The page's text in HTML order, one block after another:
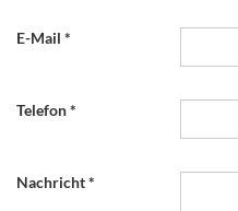
E-Mail
Telefon
Nachricht